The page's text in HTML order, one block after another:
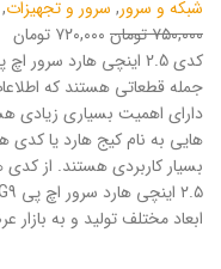
شبکه و سرور, سرور و تجهیزات,
۷۵۰,۰۰۰ تومان
۷۲۰,۰۰۰ تومان
جمله قطعاتی هستند که
دارای اهمیت بسیاری زیادی
هایی به نام کیج هارد یا
بسیار کاربردی هستند. از کدی
ابعاد مختلف تولید و به